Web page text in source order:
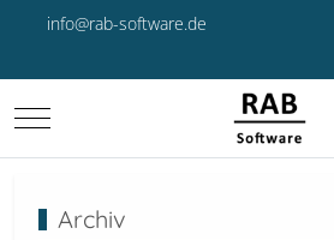
info@rab-software.de
Mobile Menu Toggle
Archiv